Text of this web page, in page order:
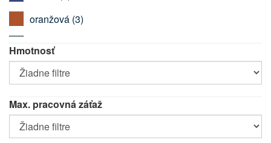
oranžová (3)
zelená
Hmotnosť
Hmotnosť
Max. pracovná záťaž
Max.
pracovná